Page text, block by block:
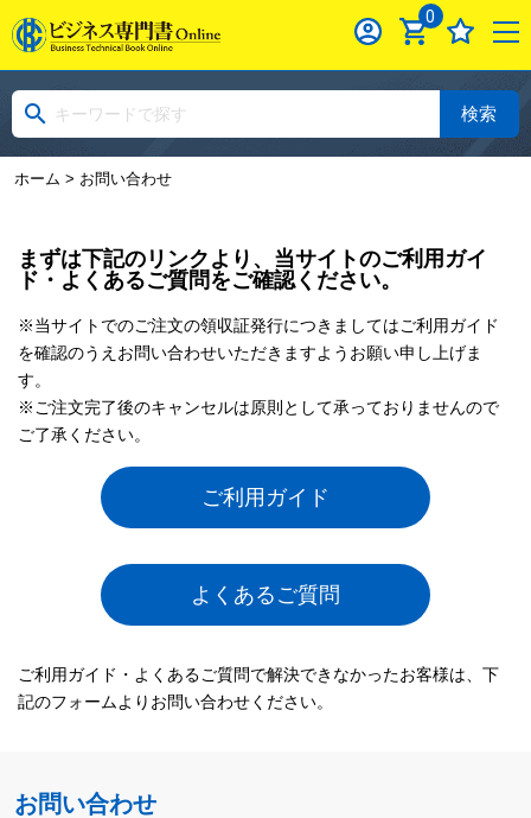
0
検索
ホーム > お問い合わせ
まずは下記のリンクより、当サイトのご利用ガイ
ド・よくあるご質問をご確認ください。
※当サイトでのご注文の領収証発行につきましてはご利用ガイド
を確認のうえお問い合わせいただきますようお願い申し上げま
す。
※ご注文完了後のキャンセルは原則として承っておりませんので
ご了承ください。
ご利用ガイド
よくあるご質問
ご利用ガイド・よくあるご質問で解決できなかったお客様は、下
記のフォームよりお問い合わせください。
お問い合わせ